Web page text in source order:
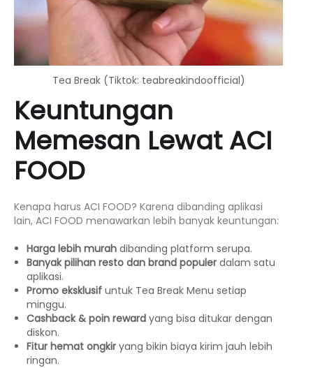
Tea Break (Tiktok: teabreakindoofficial)
Keuntungan
Memesan Lewat ACI
FOOD
Kenapa harus ACI FOOD? Karena dibanding aplikasi
lain, ACI FOOD menawarkan lebih banyak keuntungan:
Harga lebih murah dibanding platform serupa.
Banyak pilihan resto dan brand populer dalam satu
aplikasi.
Promo eksklusif untuk Tea Break Menu setiap
minggu.
Cashback & poin reward yang bisa ditukar dengan
diskon.
Fitur hemat ongkir yang bikin biaya kirim jauh lebih
ringan.